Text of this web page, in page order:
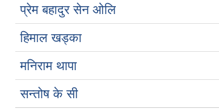
प्रेम बहादुर सेन ओलि
हिमाल खड्का
मनिराम थापा
सन्तोष के सी